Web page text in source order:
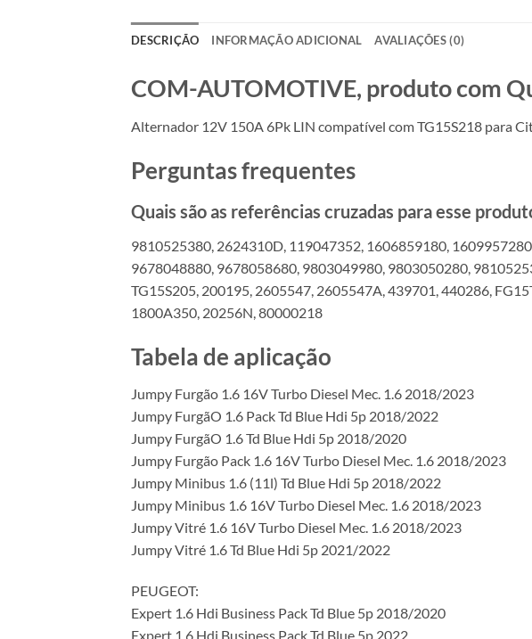
DESCRIÇÃO INFORMAÇÃO ADICIONAL AVALIAÇÕES (0)
COM-AUTOMOTIVE, produto com
Alternador 12V 150A 6Pk LIN compatível com TG15S218 para
Perguntas frequentes
Quais são as referências cruzadas para esse
9810525380, 2624310D, 119047352, 1606859180,
9678048880, 9678058680, 9803049980, 9803050280,
TG15S205, 200195, 2605547, 2605547A, 439701, 440286,
1800A350, 20256N, 80000218
Tabela de aplicação
Jumpy Furgão 1.6 16V Turbo Diesel Mec. 1.6 2018/2023
Jumpy FurgãO 1.6 Pack Td Blue Hdi 5p 2018/2022
Jumpy FurgãO 1.6 Td Blue Hdi 5p 2018/2020
Jumpy Furgão Pack 1.6 16V Turbo Diesel Mec. 1.6 2018/2023
Jumpy Minibus 1.6 (11l) Td Blue Hdi 5p 2018/2022
Jumpy Minibus 1.6 16V Turbo Diesel Mec. 1.6 2018/2023
Jumpy Vitré 1.6 16V Turbo Diesel Mec. 1.6 2018/2023
Jumpy Vitré 1.6 Td Blue Hdi 5p 2021/2022
PEUGEOT:
Expert 1.6 Hdi Business Pack Td Blue 5p 2018/2020
Expert 1.6 Hdi Business Pack Td Blue 5p 2022